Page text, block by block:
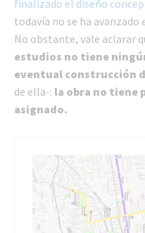
finalizado el diseño
todavía no se ha
No obstante, vale aclarar
estudios no tiene
eventual construcción
de ella-: la obra no tiene
asignado.